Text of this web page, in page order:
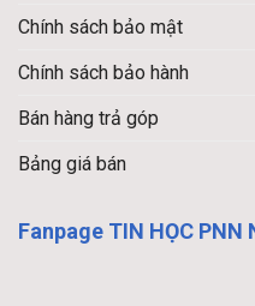
Chính sách bảo mật
Chính sách bảo hành
Bán hàng trả góp
Bảng giá bán
Fanpage TIN HỌC PNN